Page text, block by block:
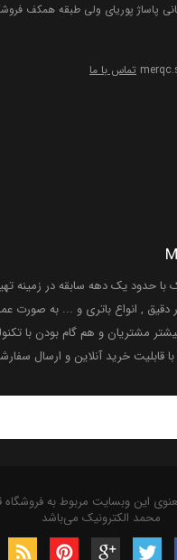
پاساژ پوریای ولی طبقه همکف
تماس با ما
با حدود یک دهه سابقه در زمینه
دقیق , انواع باتری و ... به صورت
مشتریان و هم گام بودن با
با قابلیت خرید آنلاین و ارسال
این وبسایت مربوط به فروشگاه
محمد الکترونیک می‌باشد